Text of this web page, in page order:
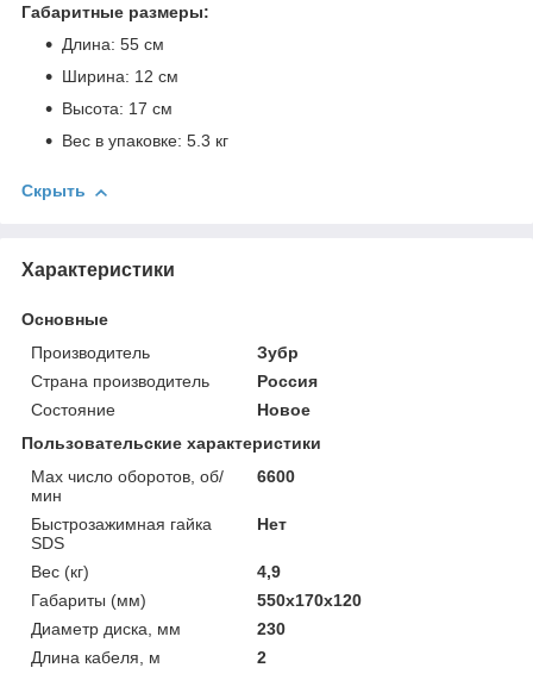
Габаритные размеры:
Длина: 55 см
Ширина: 12 см
Высота: 17 см
Вес в упаковке: 5.3 кг
Скрыть
Характеристики
Основные
Производитель
Зубр
Страна производитель
Россия
Состояние
Новое
Пользовательские характеристики
Max число оборотов, об/
мин
6600
Быстрозажимная гайка
SDS
Нет
Вес (кг)
4,9
Габариты (мм)
550х170х120
Диаметр диска, мм
230
Длина кабеля, м
2